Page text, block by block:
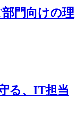
門向けの理
る、IT担当